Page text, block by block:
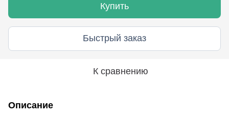
Купить
Быстрый заказ
К сравнению
Описание